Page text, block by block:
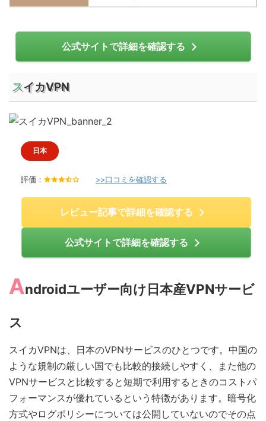
公式サイトで詳細を確認する
スイカVPN
日本
評価：
5
5
>>口コミを確認する
レビュー記事で詳細を確認する
公式サイトで詳細を確認する
Androidユーザー向け日本産VPNサービ
ス
スイカVPNは、日本のVPNサービスのひとつです。中国の
ような規制の厳しい国でも比較的接続しやすく、また他の
VPNサービスと比較すると短期で利用するときのコストパ
フォーマンスが優れているという特徴があります。暗号化
方式やログポリシーについては公開していないのでその点